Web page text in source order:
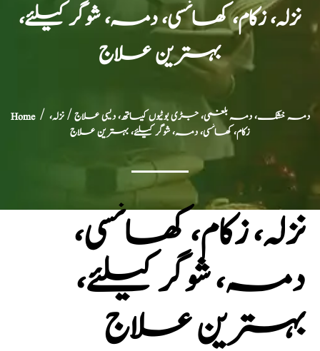
نزلہ، زکام، کھانسی، دمہ، شوگر کیلئے،
بہترین علاج
Home/ دمہ خشک، دمہ بلغمی، جڑی بوٹیوں کیساتھ، دیسی علاج/ نزلہ،
زکام، کھانسی، دمہ، شوگر کیلئے، بہترین علاج
نزلہ، زکام، کھانسی،
دمہ، شوگر کیلئے،
بہترین علاج